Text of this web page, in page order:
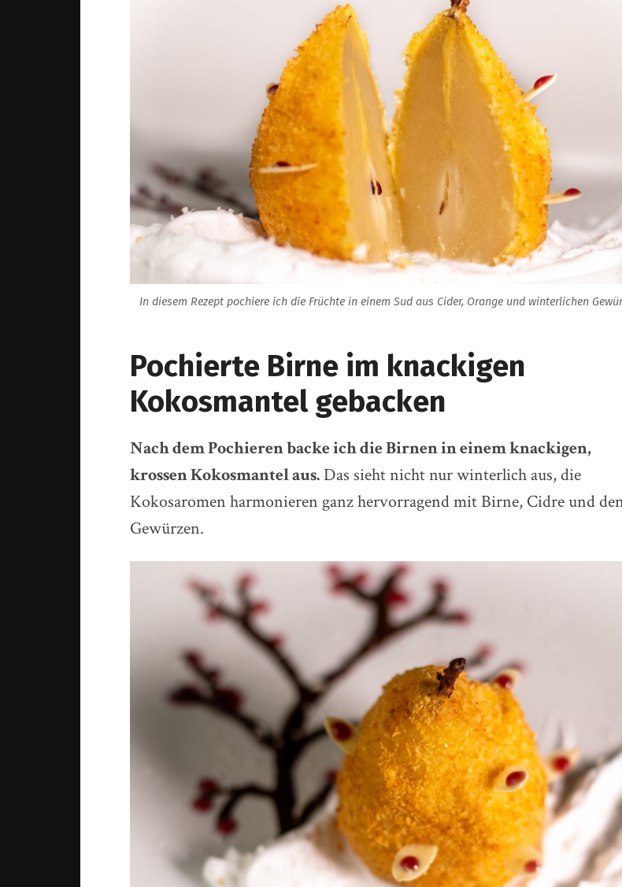
In diesem Rezept pochiere ich die Früchte in einem Sud aus Cider, Orange und winterlichen
Pochierte Birne im knackigen
Kokosmantel gebacken
Nach dem Pochieren backe ich die Birnen in einem knackigen,
krossen Kokosmantel aus.Das sieht nicht nur winterlich aus, die
Kokosaromen harmonieren ganz hervorragend mit Birne, Cidre und
Gewürzen.